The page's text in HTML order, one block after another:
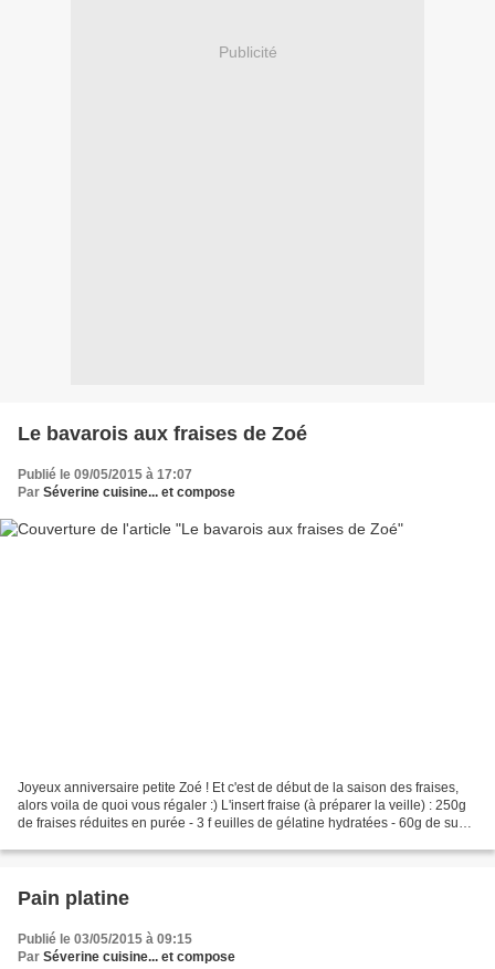
Publicité
Le bavarois aux fraises de Zoé
Publié le 09/05/2015 à 17:07
Par Séverine cuisine... et compose
Joyeux anniversaire petite Zoé ! Et c'est de début de la saison des fraises,
alors voila de quoi vous régaler :) L'insert fraise (à préparer la veille) : 250g
de fraises réduites en purée - 3 f euilles de gélatine hydratées - 60g de sucre
Pain platine
Publié le 03/05/2015 à 09:15
Par Séverine cuisine... et compose